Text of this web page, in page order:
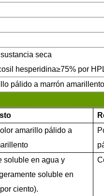
seca
hesperidina≥75% por
pálido a marrón amarillento
amarillo pálido a
soluble en agua y
soluble en
ciento).